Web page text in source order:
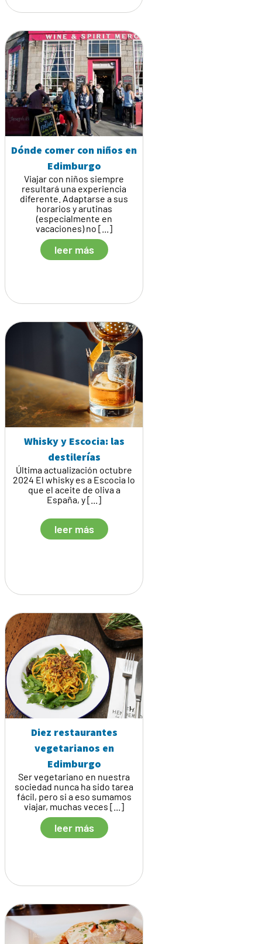
Dónde comer con niños en
Edimburgo
Viajar con niños siempre
resultará una experiencia
diferente. Adaptarse a sus
horarios y arutinas
(especialmente en
vacaciones) no [...]
leer más
Whisky y Escocia: las
destilerías
Última actualización octubre
2024 El whisky es a Escocia lo
que el aceite de oliva a
España, y [...]
leer más
Diez restaurantes
vegetarianos en
Edimburgo
Ser vegetariano en nuestra
sociedad nunca ha sido tarea
fácil, pero si a eso sumamos
viajar, muchas veces [...]
leer más